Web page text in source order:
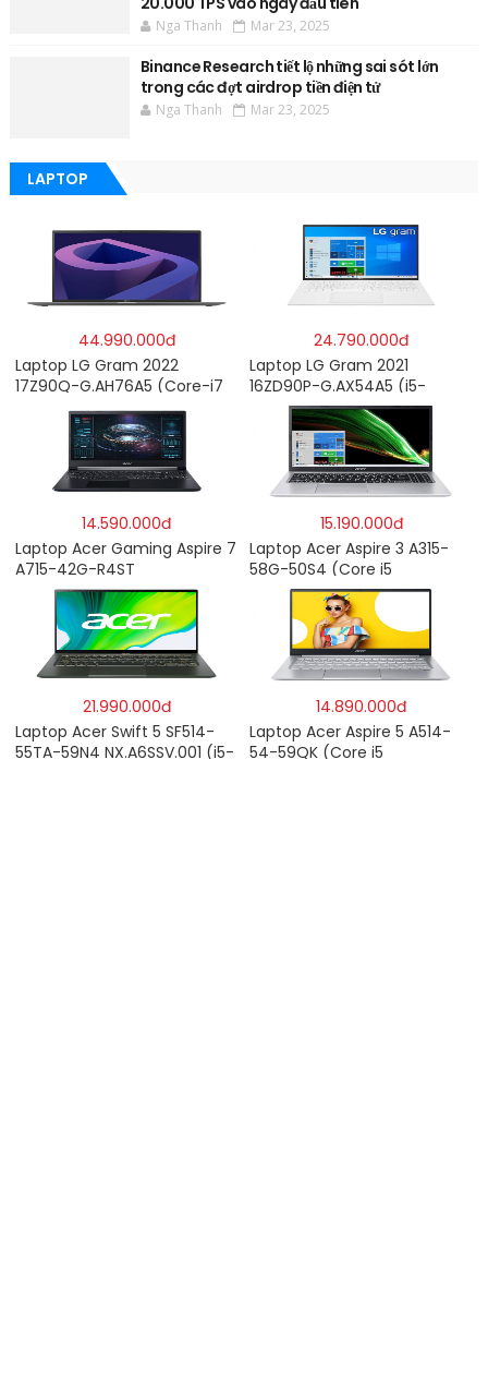
Nga Thanh Mar 23, 2025
Binance Research tiết lộ những sai sót lớn
trong các đợt airdrop tiền điện tử
Nga Thanh Mar 23, 2025
LAPTOP
44.990.000đ
Laptop LG Gram 2022
17Z90Q-G.AH76A5 (Core-i7
1260P/16GB/512GB/17″
WQXGA/Win 11/Xám)
24.790.000đ
Laptop LG Gram 2021
16ZD90P-G.AX54A5 (i5-
1135G7/8GB RAM/512GB
SSD/16″WQXGA/Dos/Trắng)
14.590.000đ
Laptop Acer Gaming Aspire 7
A715-42G-R4ST
NH.QAYSV.004 (R5
5500U/8GB RAM/256GB
SSD/15.6″FHD IPS/GTX1650
4GB/Win10) – Hàng chính
hãng
15.190.000đ
Laptop Acer Aspire 3 A315-
58G-50S4 (Core i5
1135G7/8GB
RAM/512GB/15.6″FHD/MX350
2GB/Win 10/Bạc)
21.990.000đ
Laptop Acer Swift 5 SF514-
55TA-59N4 NX.A6SSV.001 (i5-
14.890.000đ
Laptop Acer Aspire 5 A514-
54-59QK (Core i5